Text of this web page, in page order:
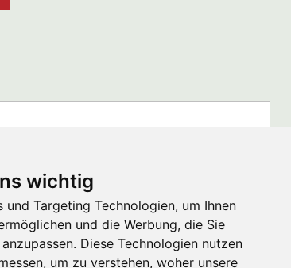
wichtig
Targeting Technologien, um Ihnen
und die Werbung, die Sie
Diese Technologien nutzen
um zu verstehen, woher unsere
KI und Automatisierung
Swiss Medtech Expo 2025